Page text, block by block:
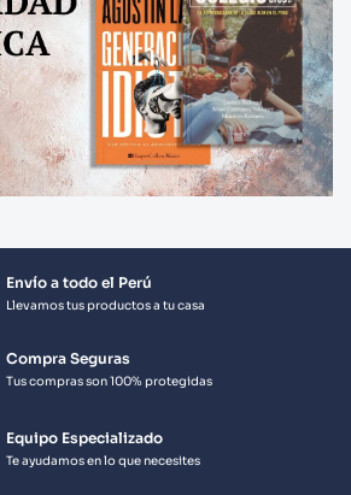
Envío a todo el Perú
Llevamos tus productos a tu casa
Compra Seguras
Tus compras son 100% protegidas
Equipo Especializado
Te ayudamos en lo que necesites